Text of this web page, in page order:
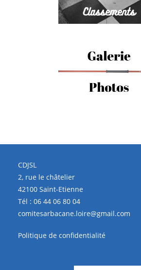
CDJSL
2, rue le châtelier
42100 Saint-Etienne
Tél :06 44 06 80 04
comitesarbacane.loire@gmail.com
Politique de confidentialité